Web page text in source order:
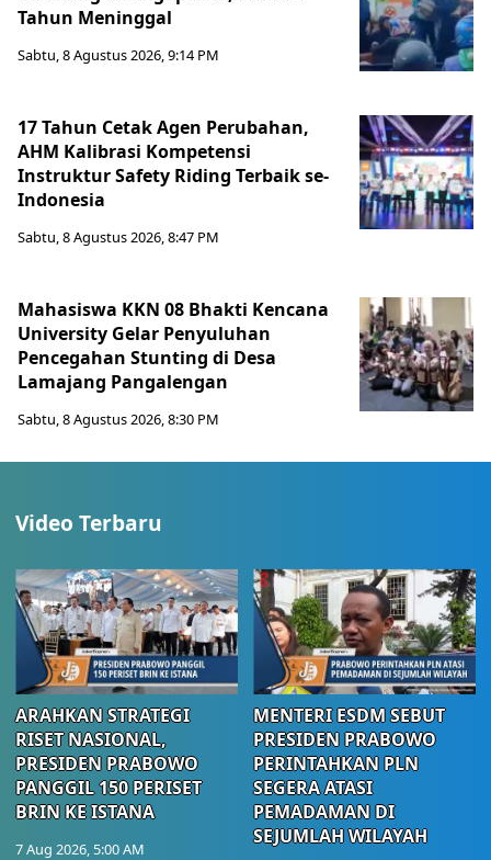
Tahun Meninggal
Sabtu, 8 Agustus 2026, 9:14 PM
17 Tahun Cetak Agen Perubahan,
AHM Kalibrasi Kompetensi
Instruktur Safety Riding Terbaik se-
Indonesia
Sabtu, 8 Agustus 2026, 8:47 PM
Mahasiswa KKN 08 Bhakti Kencana
University Gelar Penyuluhan
Pencegahan Stunting di Desa
Lamajang Pangalengan
Sabtu, 8 Agustus 2026, 8:30 PM
Video Terbaru
ARAHKAN STRATEGI
RISET NASIONAL,
PRESIDEN PRABOWO
PANGGIL 150 PERISET
BRIN KE ISTANA
7 Aug 2026, 5:00 AM
MENTERI ESDM SEBUT
PRESIDEN PRABOWO
PERINTAHKAN PLN
SEGERA ATASI
PEMADAMAN DI
SEJUMLAH WILAYAH